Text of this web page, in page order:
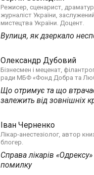
Режисер, сценарист,
журналіст України,
мистецтва України. Доцент.
Вулиця, як дзеркало
Олександр Дубовий
Бізнесмен і меценат,
ради МБФ «Фонд Добра та
Що отримує та що
залежить від зовнішніх
Іван Черненко
Лікар-анестезіолог, автор
блогер.
Справа лікарів
помилку